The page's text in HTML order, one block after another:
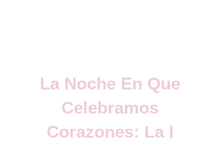
La Noche En Que
Celebramos
Corazones: La I